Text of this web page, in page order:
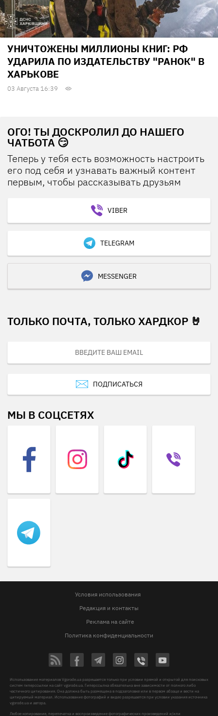
УНИЧТОЖЕНЫ МИЛЛИОНЫ КНИГ: РФ
УДАРИЛА ПО ИЗДАТЕЛЬСТВУ "РАНОК" В
ХАРЬКОВЕ
03 Августа 16:39
ОГО! ТЫ ДОСКРОЛИЛ ДО НАШЕГО
ЧАТБОТА 😏
Теперь у тебя есть возможность настроить
его под себя и узнавать важный контент
первым, чтобы рассказывать друзьям
VIBER
TELEGRAM
MESSENGER
ТОЛЬКО ПОЧТА, ТОЛЬКО ХАРДКОР 🤘
ПОДПИСАТЬСЯ
МЫ В СОЦСЕТЯХ
Условия использования
Редакция и контакты
Реклама на сайте
Политика конфиденциальности
Использование материалов Vgorode.ua разрешается только при условии прямой и открытой для поисковых
систем гиперссылки на сайт vgorode.ua. Гиперссылка обязательна вне зависимости от полного либо
частичного цитирования. Она должна быть размещена в подзаголовке или в первом абзаце и вести на
цитируемый материал. Использование фотографий и видео разрешается при условии указания источника
vgorode.ua и автора.
Любое копирование, перепечатка и воспроизведение фотографических произведений и/или